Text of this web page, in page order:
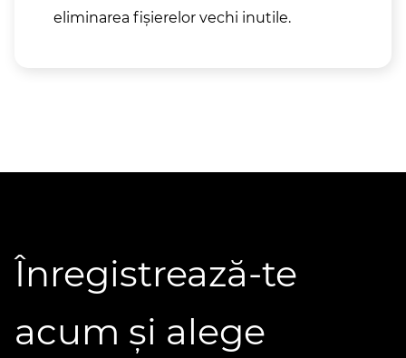
eliminarea fișierelor vechi inutile.
Înregistrează-te
acum și alege